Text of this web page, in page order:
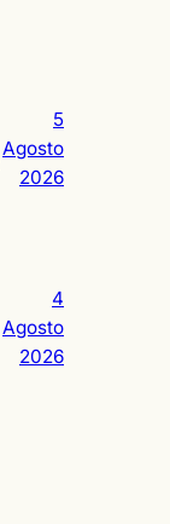
5
Agosto
2026
4
Agosto
2026